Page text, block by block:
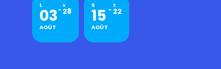
L
03
AOÛT
V
28
S
15
AOÛT
S
22